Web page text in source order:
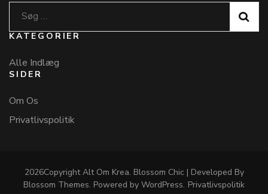
Søg
efter:
KATEGORIER
Alle Indlæg
SIDER
Om Os
Privatlivspolitik
2026CopyrightAlt Om Krea. Blossom Chic | Developed By
Blossom Themes. Powered by WordPress. Privatlivspolitik